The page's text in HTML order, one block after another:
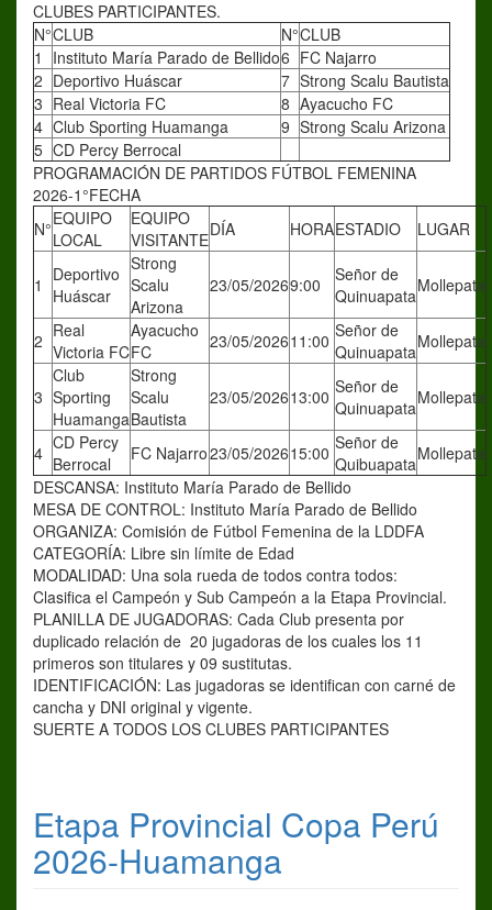
CLUBES PARTICIPANTES.
N°CLUB N°CLUB
1
Instituto María Parado de Bellido6 FC Najarro
2 Deportivo Huáscar 7 Strong Scalu Bautista
3 Real Victoria FC 8 Ayacucho FC
4 Club Sporting Huamanga 9 Strong Scalu Arizona
5 CD Percy Berrocal
PROGRAMACIÓN DE PARTIDOS FÚTBOL FEMENINA
2026-1°FECHA
N°EQUIPO
LOCAL
EQUIPO
VISITANTEDÍA HORAESTADIO LUGAR
1
Deportivo
Huáscar
Strong
Scalu
Arizona
23/05/20269:00
Señor de
QuinuapataMollepata
2 Real
Victoria FC
Ayacucho
FC
23/05/202611:00 Señor de
QuinuapataMollepata
3
Club
Sporting
Huamanga
Strong
Scalu
Bautista
23/05/202613:00 Señor de
QuinuapataMollepata
4 CD Percy
Berrocal
FC Najarro23/05/202615:00 Señor de
QuibuapataMollepata
DESCANSA: Instituto María Parado de Bellido
MESA DE CONTROL: Instituto María Parado de Bellido
ORGANIZA: Comisión de Fútbol Femenina de la LDDFA
CATEGORÍA: Libre sin límite de Edad
MODALIDAD: Una sola rueda de todos contra todos:
Clasifica el Campeón y Sub Campeón a la Etapa Provincial.
PLANILLA DE JUGADORAS: Cada Club presenta por
duplicado relación de 20 jugadoras de los cuales los 11
primeros son titulares y 09 sustitutas.
IDENTIFICACIÓN: Las jugadoras se identifican con carné de
cancha y DNI original y vigente.
SUERTE A TODOS LOS CLUBES PARTICIPANTES
Etapa Provincial Copa Perú
2026-Huamanga